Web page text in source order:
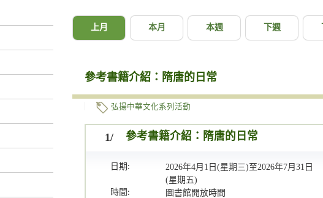
上月 本月 本週 下週
參考書籍介紹：隋唐的日常
弘揚中華文化系列活動
1/ 參考書籍介紹：隋唐的日常
日期:
2026年4月1日(星期三)至2026年7月31日
(星期五)
時間:
圖書館開放時間